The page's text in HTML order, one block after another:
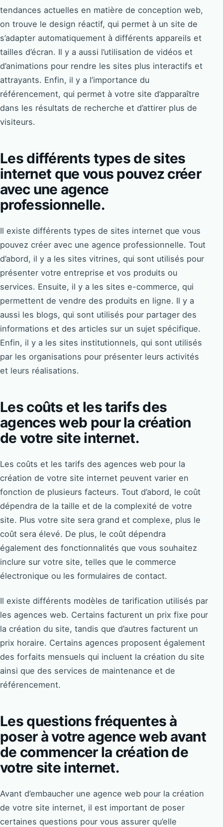
tendances actuelles en matière de conception web,
on trouve le design réactif, qui permet à un site de
s’adapter automatiquement à différents appareils et
tailles d’écran. Il y a aussi l’utilisation de vidéos et
d’animations pour rendre les sites plus interactifs et
attrayants. Enfin, il y a l’importance du
référencement, qui permet à votre site d’apparaître
dans les résultats de recherche et d’attirer plus de
visiteurs.
Les différents types de sites
internet que vous pouvez créer
avec une agence
professionnelle.
Il existe différents types de sites internet que vous
pouvez créer avec une agence professionnelle. Tout
d’abord, il y a les sites vitrines, qui sont utilisés pour
présenter votre entreprise et vos produits ou
services. Ensuite, il y a les sites e-commerce, qui
permettent de vendre des produits en ligne. Il y a
aussi les blogs, qui sont utilisés pour partager des
informations et des articles sur un sujet spécifique.
Enfin, il y a les sites institutionnels, qui sont utilisés
par les organisations pour présenter leurs activités
et leurs réalisations.
Les coûts et les tarifs des
agences web pour la création
de votre site internet.
Les coûts et les tarifs des agences web pour la
création de votre site internet peuvent varier en
fonction de plusieurs facteurs. Tout d’abord, le coût
dépendra de la taille et de la complexité de votre
site. Plus votre site sera grand et complexe, plus le
coût sera élevé. De plus, le coût dépendra
également des fonctionnalités que vous souhaitez
inclure sur votre site, telles que le commerce
électronique ou les formulaires de contact.
Il existe différents modèles de tarification utilisés par
les agences web. Certains facturent un prix fixe pour
la création du site, tandis que d’autres facturent un
prix horaire. Certains agences proposent également
des forfaits mensuels qui incluent la création du site
ainsi que des services de maintenance et de
référencement.
Les questions fréquentes à
poser à votre agence web avant
de commencer la création de
votre site internet.
Avant d’embaucher une agence web pour la création
de votre site internet, il est important de poser
certaines questions pour vous assurer qu’elle